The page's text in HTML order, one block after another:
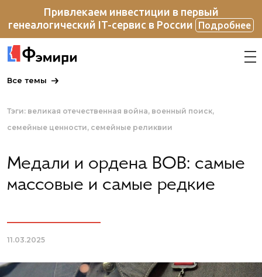
Привлекаем инвестиции в первый
генеалогический IT-сервис в России
Подробнее
Тэги: великая отечественная война военный поиск
семейные ценности семейные реликвии
Все темы
Медали и ордена ВОВ: самые
массовые и самые редкие
11.03.2025